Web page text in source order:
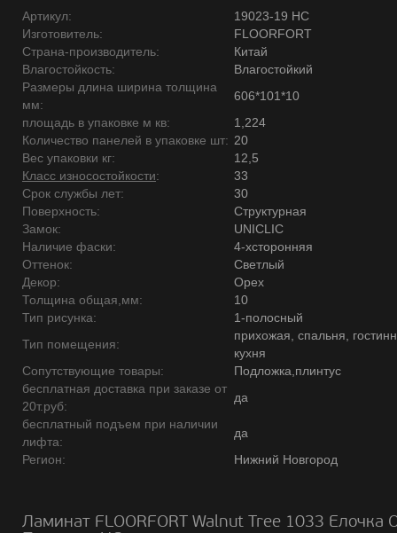
Артикул:
19023-19 НС
Изготовитель:
FLOORFORT
Страна-производитель:
Китай
Влагостойкость:
Влагостойкий
Размеры длина ширина толщина
мм:
606*101*10
площадь в упаковке м кв:
1,224
Количество панелей в упаковке шт: 20
Вес упаковки кг:
12,5
Класс износостойкости:
33
Срок службы лет:
30
Поверхность:
Структурная
Замок:
UNICLIC
Наличие фаски:
4-хсторонняя
Оттенок:
Светлый
Декор:
Орех
Толщина общая,мм:
10
Тип рисунка:
1-полосный
Тип помещения:
прихожая, спальня,
кухня
Сопутствующие товары:
Подложка,плинтус
бесплатная доставка при заказе от
20т.руб:
да
бесплатный подъем при наличии
лифта:
да
Регион:
Нижний Новгород
Ламинат FLOORFORT Walnut Tree 1033 Елочка